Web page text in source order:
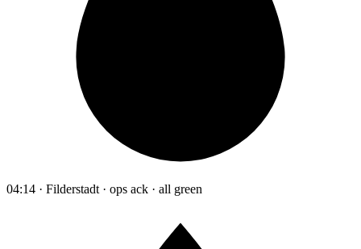
04:14 · Filderstadt · ops ack · all green